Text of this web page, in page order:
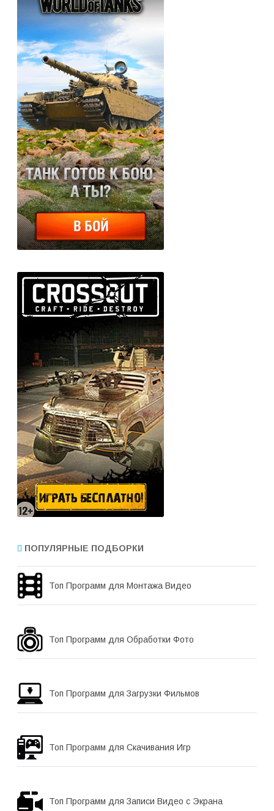
ПОПУЛЯРНЫЕ ПОДБОРКИ
Топ Программ для Монтажа Видео
Топ Программ для Обработки Фото
Топ Программ для Загрузки Фильмов
Топ Программ для Скачивания Игр
Топ Программ для Записи Видео с Экрана